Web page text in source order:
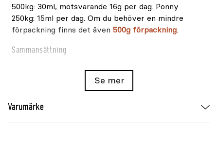
500kg: 30ml, motsvarande 16g per dag. Ponny
250kg: 15ml per dag. Om du behöver en mindre
förpackning finns det även 500g förpackning.
Sammansättning
Innehåll
Se mer
Varumärke